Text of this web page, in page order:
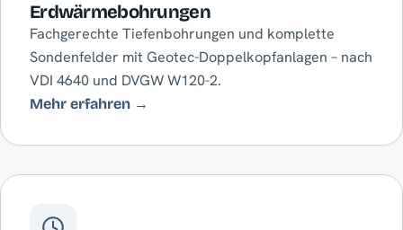
Erdwärmebohrungen
Fachgerechte Tiefenbohrungen und komplette
Sondenfelder mit Geotec-Doppelkopfanlagen – nach
VDI 4640 und DVGW W120-2.
Mehr erfahren →